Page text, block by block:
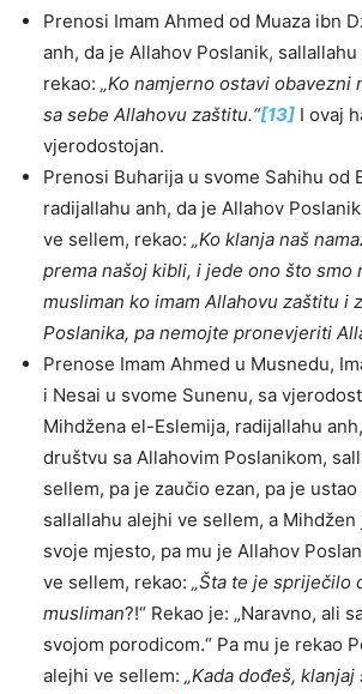
Prenosi Imam Ahmed od Muaza ibn
anh, da je Allahov Poslanik,
rekao: „Ko namjerno ostavi obavezni
sa sebe Allahovu zaštitu.“[13] I ovaj
vjerodostojan.
Prenosi Buharija u svome Sahihu od
radijallahu anh, da je Allahov
ve sellem, rekao: „Ko klanja naš
prema našoj kibli, i jede ono što smo
musliman ko imam Allahovu zaštitu i
Poslanika, pa nemojte pronevjeriti
Prenose Imam Ahmed u Musnedu,
i Nesai u svome Sunenu, sa
Mihdžena el-Eslemija, radijallahu
društvu sa Allahovim Poslanikom,
sellem, pa je zaučio ezan, pa je
sallallahu alejhi ve sellem, a
svoje mjesto, pa mu je Allahov
ve sellem, rekao: „Šta te je spriječilo
musliman?!“ Rekao je: „Naravno, ali
svojom porodicom.“ Pa mu je rekao
alejhi ve sellem: „Kada dođeš,